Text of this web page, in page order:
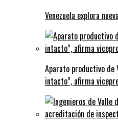
Venezuela explora
Aparato productivo de
intacto”, afirma